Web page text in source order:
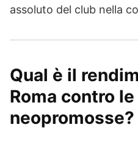
assoluto del club nella
Qual è il
Roma contro
neopromosse?